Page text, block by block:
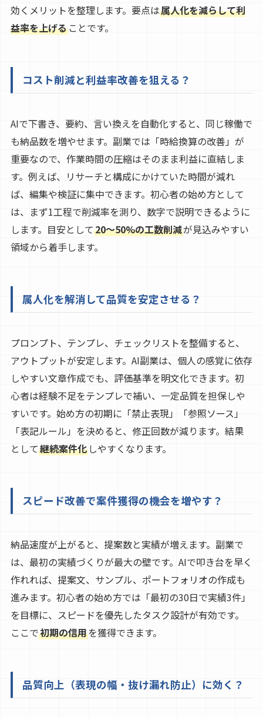
効くメリットを整理します。要点は属人化を減らして利
益率を上げることです。
コスト削減と利益率改善を狙える？
AIで下書き、要約、言い換えを自動化すると、同じ稼働で
も納品数を増やせます。副業では「時給換算の改善」が
重要なので、作業時間の圧縮はそのまま利益に直結しま
す。例えば、リサーチと構成にかけていた時間が減れ
ば、編集や検証に集中できます。初心者の始め方として
は、まず1工程で削減率を測り、数字で説明できるように
します。目安として20〜50%の工数削減が見込みやすい
領域から着手します。
属人化を解消して品質を安定させる？
プロンプト、テンプレ、チェックリストを整備すると、
アウトプットが安定します。AI副業は、個人の感覚に依存
しやすい文章作成でも、評価基準を明文化できます。初
心者は経験不足をテンプレで補い、一定品質を担保しや
すいです。始め方の初期に「禁止表現」「参照ソース」
「表記ルール」を決めると、修正回数が減ります。結果
として継続案件化しやすくなります。
スピード改善で案件獲得の機会を増やす？
納品速度が上がると、提案数と実績が増えます。副業で
は、最初の実績づくりが最大の壁です。AIで叩き台を早く
作れれば、提案文、サンプル、ポートフォリオの作成も
進みます。初心者の始め方では「最初の30日で実績3件」
を目標に、スピードを優先したタスク設計が有効です。
ここで初期の信用を獲得できます。
品質向上（表現の幅・抜け漏れ防止）に効く？